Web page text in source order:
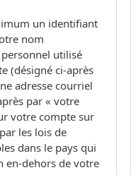
un identifiant
nom
utilisé
(désigné ci-après
adresse courriel
par « votre
votre compte sur
les lois de
dans le pays qui
en-dehors de votre